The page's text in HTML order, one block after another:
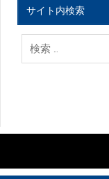
サイト内検索